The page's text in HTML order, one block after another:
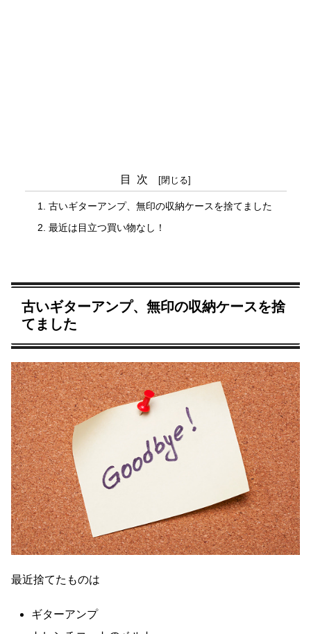
目次
古いギターアンプ、無印の収納ケースを捨てました
最近は目立つ買い物なし！
古いギターアンプ、無印の収納ケースを捨
てました
最近捨てたものは
ギターアンプ